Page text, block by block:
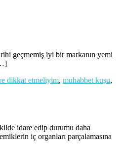
geçmemiş iyi bir markanın yemi
dikkat etmeliyim, muhabbet kuşu,
idare edip durumu daha
iç organları parçalamasına